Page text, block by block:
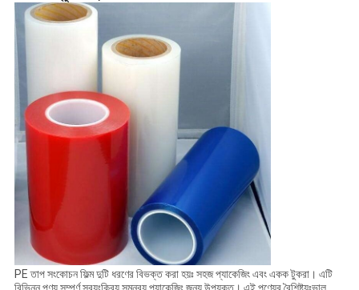
PE তাপ সংকোচন ফিল্ম দুটি ধরণের বিভক্ত করা হয়ঃ সহজ প্যাকেজিং এবং একক টুকরা। এটি